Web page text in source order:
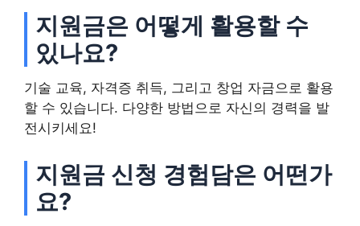
지원금은 어떻게 활용할 수
있나요?
기술 교육, 자격증 취득, 그리고 창업 자금으로 활용
할 수 있습니다. 다양한 방법으로 자신의 경력을 발
전시키세요!
지원금 신청 경험담은 어떤가
요?